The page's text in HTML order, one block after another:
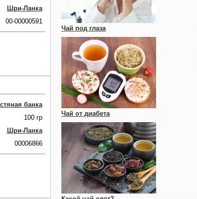
Шри-Ланка
00-00000591
банка
100 гр
Шри-Ланка
00006866
Чай под глаза
Чай от диабета